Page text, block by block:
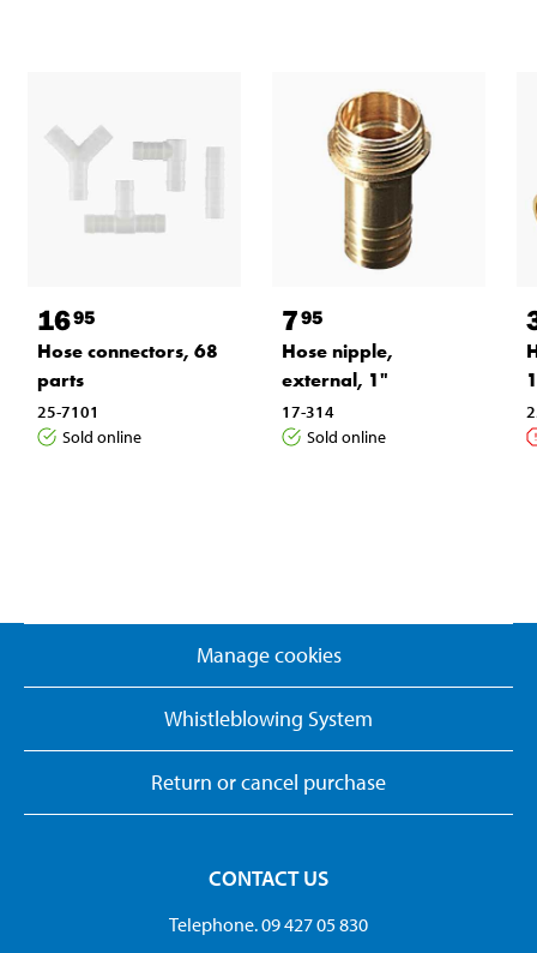
1695
Hose connectors, 68
parts
25-7101
Sold online
795
Hose nipple,
external, 1"
17-314
Sold online
Manage cookies
Whistleblowing System
Return or cancel purchase
CONTACT US
Telephone. 09 427 05 830